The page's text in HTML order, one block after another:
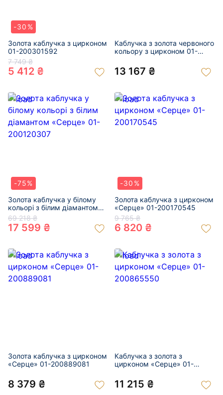
-30%
Золота каблучка з цирконом
01-200301592
7 749 ₴
5 412 ₴
Каблучка з золота червоного
кольору з цирконом 01-
13 167 ₴
-75%
Золота каблучка у білому
кольорі з білим діамантом
«Серце» 01-200120307
69 218 ₴
17 599 ₴
-30%
Золота каблучка з цирконом
«Серце» 01-200170545
9 765 ₴
6 820 ₴
Золота каблучка з цирконом
«Серце» 01-200889081
8 379 ₴
Каблучка з золота з
цирконом «Серце» 01-
11 215 ₴